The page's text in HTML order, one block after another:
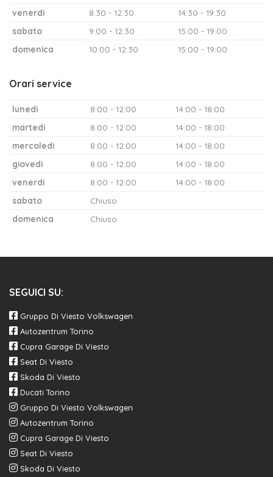
venerdi
8:30 - 12:30
14:30 - 19:30
sabato
9:00 - 12:30
15:00 - 19:00
domenica
10:00 - 12:30 15:00 - 19:00
Orari service
lunedi 8:00 - 12:00
14:00 - 18:00
martedi
8:00 - 12:00
14:00 - 18:00
mercoledi
8:00 - 12:00
14:00 - 18:00
giovedi
8:00 - 12:00
14:00 - 18:00
venerdi
8:00 - 12:00
14:00 - 18:00
sabato
Chiuso
domenica
Chiuso
SEGUICI SU:
Gruppo Di Viesto Volkswagen
Autozentrum Torino
Cupra Garage Di Viesto
Seat Di Viesto
Skoda Di Viesto
Ducati Torino
Gruppo Di Viesto Volkswagen
Autozentrum Torino
Cupra Garage Di Viesto
Seat Di Viesto
Skoda Di Viesto